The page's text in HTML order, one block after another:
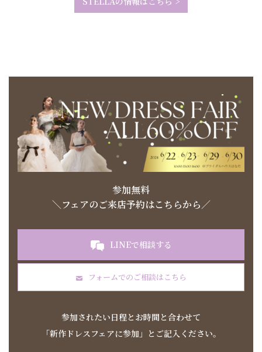
参加無料
＼フェアのご来店予約はこちらから／
LINEで相談する
フォームでのご相談はこちら
参加されたい日程とお時間と合わせて
「新作ドレスフェアに参加」とご記入ください。